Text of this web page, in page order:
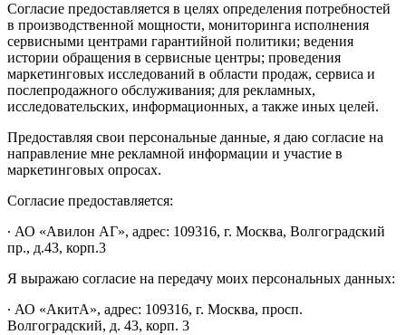
Согласие предоставляется в целях определения потребностей
в производственной мощности, мониторинга исполнения
сервисными центрами гарантийной политики; ведения
истории обращения в сервисные центры; проведения
маркетинговых исследований в области продаж, сервиса и
послепродажного обслуживания; для рекламных,
исследовательских, информационных, а также иных целей.
Предоставляя свои персональные данные, я даю согласие на
направление мне рекламной информации и участие в
маркетинговых опросах.
Согласие предоставляется:
∙ АО «Авилон АГ», адрес: 109316, г. Москва, Волгоградский
пр., д.43, корп.3
Я выражаю согласие на передачу моих персональных данных:
∙ АО «АкитА», адрес: 109316, г. Москва, просп.
Волгоградский, д. 43, корп. 3